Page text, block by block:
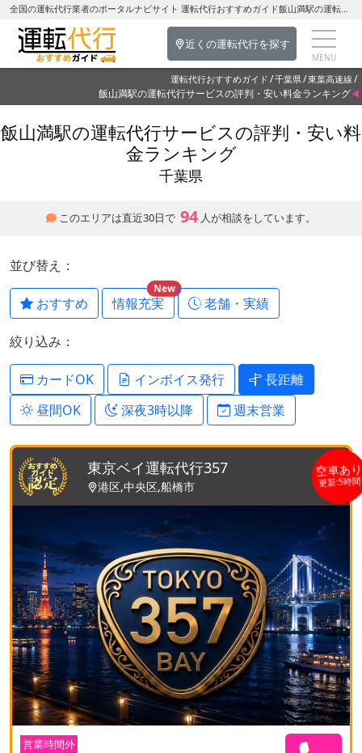
全国の運転代行業者のポータルナビサイト 運転代行おすすめガイド飯山満駅の運転代行を探す-千葉県の運転代行
近くの運転代行を探す
運転代行おすすめガイド 千葉県 東葉高速線
飯山満駅の運転代行サービスの評判・安い料金ランキング
飯山満駅の運転代行サービスの評判・安い料
金ランキング
千葉県
このエリアは直近30日で 94 人が相談をしています。
並び替え：
おすすめ 情報充実
New
老舗・実績
絞り込み：
カードOK インボイス発行
長距離
昼間OK
深夜3時以降 週末営業
東京ベイ運転代行357
港区,中央区,船橋市
空車あ
更新:5時
営業時間外